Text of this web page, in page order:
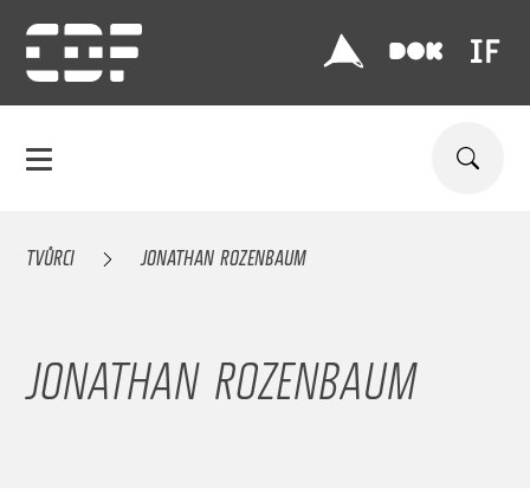
TVŮRCI JONATHAN ROZENBAUM
JONATHAN ROZENBAUM